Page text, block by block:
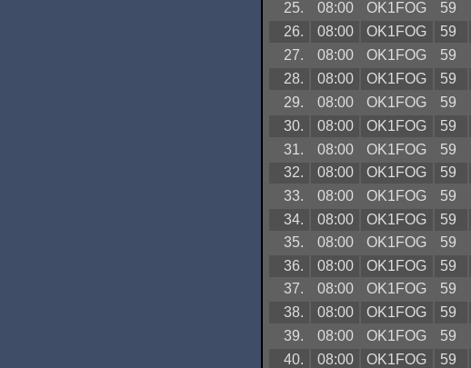
25.
08:00 OK1FOG 59
26.
08:00 OK1FOG 59
27.
08:00 OK1FOG 59
28.
08:00 OK1FOG 59
29.
08:00 OK1FOG 59
30.
08:00 OK1FOG 59
31.
08:00 OK1FOG 59
32.
08:00 OK1FOG 59
33.
08:00 OK1FOG 59
34.
08:00 OK1FOG 59
35.
08:00 OK1FOG 59
36.
08:00 OK1FOG 59
37.
08:00 OK1FOG 59
38.
08:00 OK1FOG 59
39.
08:00 OK1FOG 59
40.
08:00 OK1FOG 59